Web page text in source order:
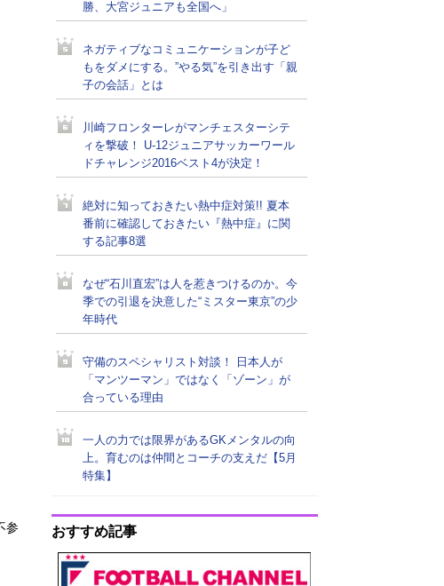
参
勝、大宮ジュニアも全国へ」
ネガティブなコミュニケーションが子ど
もをダメにする。”やる気”を引き出す「親
子の会話」とは
川崎フロンターレがマンチェスターシテ
ィを撃破！ U-12ジュニアサッカーワール
ドチャレンジ2016ベスト4が決定！
絶対に知っておきたい熱中症対策!! 夏本
番前に確認しておきたい『熱中症』に関
する記事8選
なぜ“石川直宏”は人を惹きつけるのか。今
季での引退を決意した“ミスター東京”の少
年時代
守備のスペシャリスト対談！ 日本人が
「マンツーマン」ではなく「ゾーン」が
合っている理由
一人の力では限界があるGKメンタルの向
上。育むのは仲間とコーチの支えだ【5月
特集】
おすすめ記事